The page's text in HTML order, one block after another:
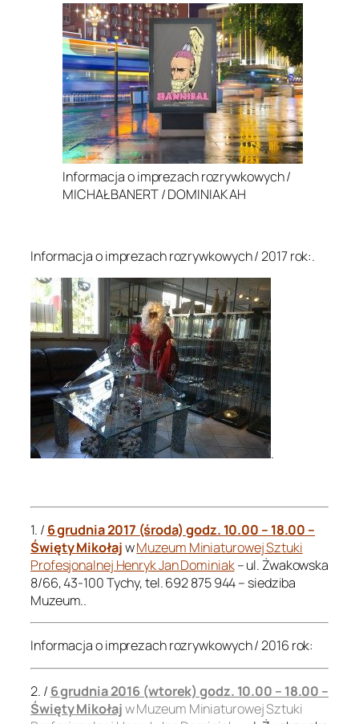
Informacja o imprezach rozrywkowych /
MICHAŁ BANERT / DOMINIAK AH
Informacja o imprezach rozrywkowych / 2017 rok:.
.
1. / 6 grudnia 2017 (środa) godz. 10.00 – 18.00 –
Święty MikołajwMuzeum Miniaturowej Sztuki
Profesjonalnej Henryk Jan Dominiak– ul. Żwakowska
8/66, 43-100 Tychy, tel. 692 875 944 – siedziba
Muzeum..
Informacja o imprezach rozrywkowych / 2016 rok:
2. / 6 grudnia 2016 (wtorek) godz. 10.00 – 18.00 –
Święty Mikołajw Muzeum Miniaturowej Sztuki